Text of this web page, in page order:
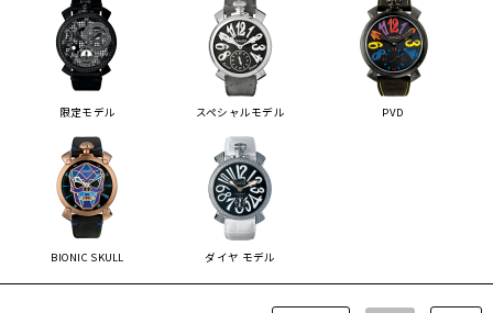
限定モデル スペシャルモデル PVD
BIONIC SKULL ダイヤ モデル